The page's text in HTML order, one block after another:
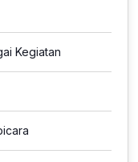
Kegiatan